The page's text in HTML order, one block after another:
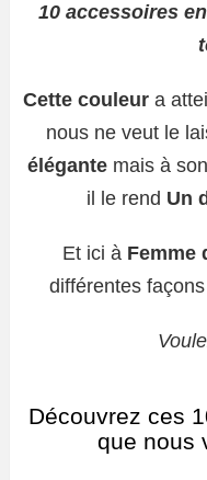
10 accessoires
Cette couleura
nous ne veut le
élégante mais à
il le rend Un
Et ici à Femme
différentes
Découvrez ces
que nous